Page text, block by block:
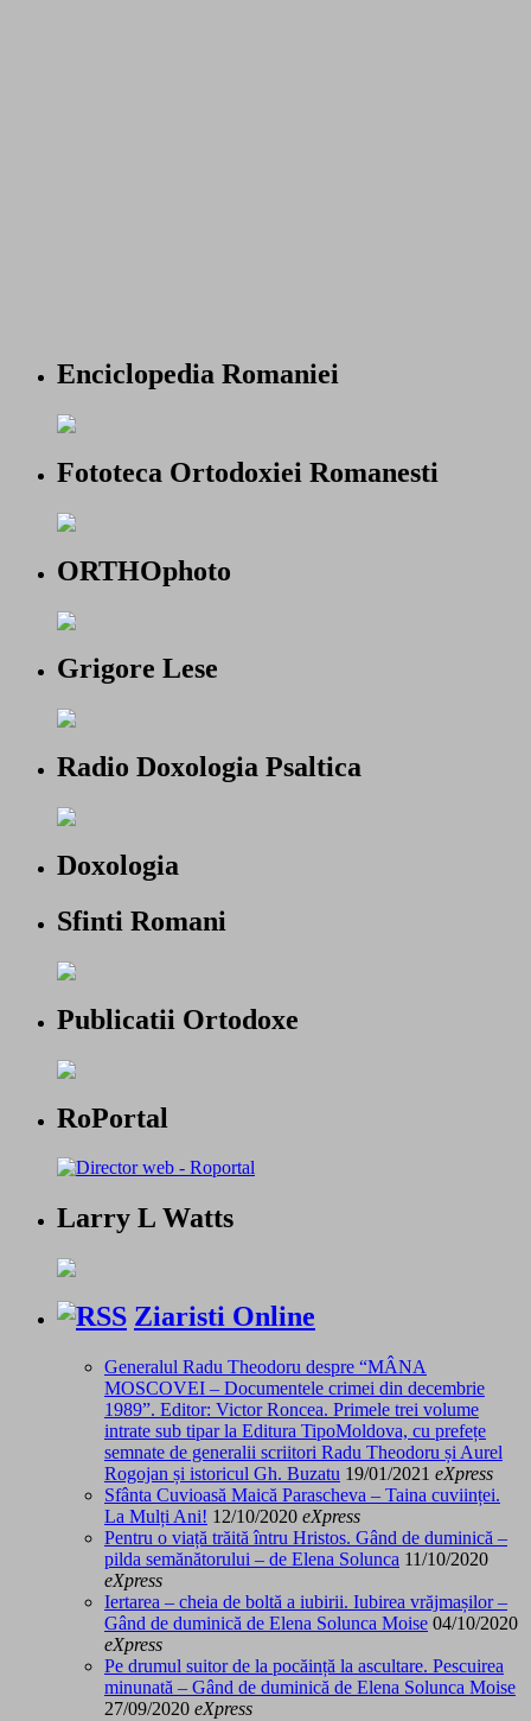
Enciclopedia Romaniei
Fototeca Ortodoxiei Romanesti
ORTHOphoto
Grigore Lese
Radio Doxologia Psaltica
Doxologia
Sfinti Romani
Publicatii Ortodoxe
RoPortal
Larry L Watts
Ziaristi Online
Generalul Radu Theodoru despre “MÂNA
MOSCOVEI – Documentele crimei din decembrie
1989”. Editor: Victor Roncea. Primele trei volume
intrate sub tipar la Editura TipoMoldova, cu prefețe
semnate de generalii scriitori Radu Theodoru și Aurel
Rogojan și istoricul Gh. Buzatu 19/01/2021 eXpress
Sfânta Cuvioasă Maică Parascheva – Taina cuviinței.
La Mulți Ani! 12/10/2020 eXpress
Pentru o viață trăită întru Hristos. Gând de duminică –
pilda semănătorului – de Elena Solunca 11/10/2020
eXpress
Iertarea – cheia de boltă a iubirii. Iubirea vrăjmașilor –
Gând de duminică de Elena Solunca Moise 04/10/2020
eXpress
Pe drumul suitor de la pocăință la ascultare. Pescuirea
minunată – Gând de duminică de Elena Solunca Moise
27/09/2020 eXpress